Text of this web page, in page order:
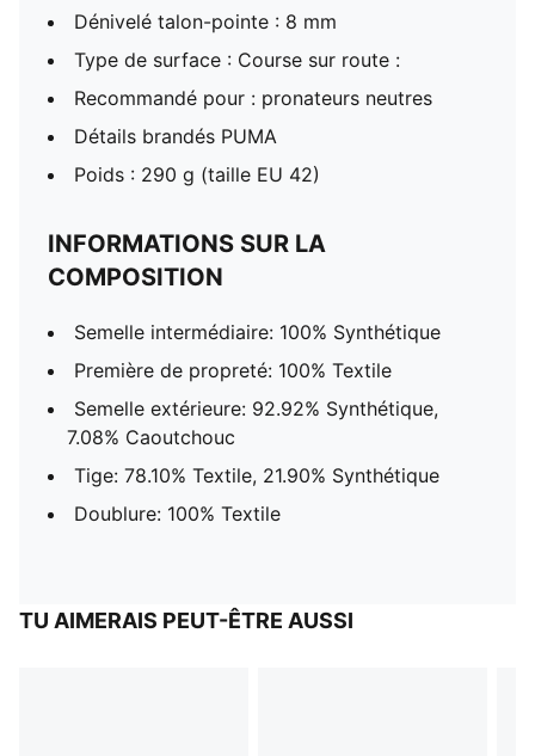
Dénivelé talon-pointe : 8 mm
Type de surface : Course sur route :
Recommandé pour : pronateurs neutres
Détails brandés PUMA
Poids : 290 g (taille EU 42)
INFORMATIONS SUR LA
COMPOSITION
Semelle intermédiaire: 100% Synthétique
Première de propreté: 100% Textile
Semelle extérieure: 92.92% Synthétique,
7.08% Caoutchouc
Tige: 78.10% Textile, 21.90% Synthétique
Doublure: 100% Textile
TU AIMERAIS PEUT-ÊTRE AUSSI